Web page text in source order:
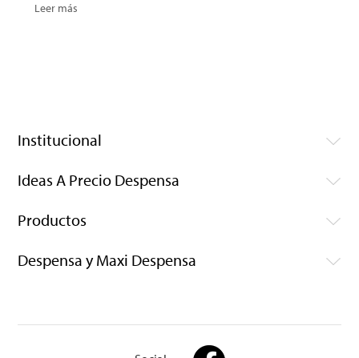
Leer más
Institucional
Ideas A Precio Despensa
Productos
Despensa y Maxi Despensa